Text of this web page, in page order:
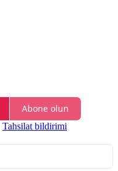
Abone olun
Tahsilat bildirimi